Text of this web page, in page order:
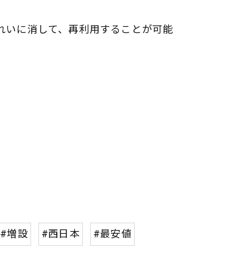
いに消して、再利用することが可能
#増設 #西日本 #最安値